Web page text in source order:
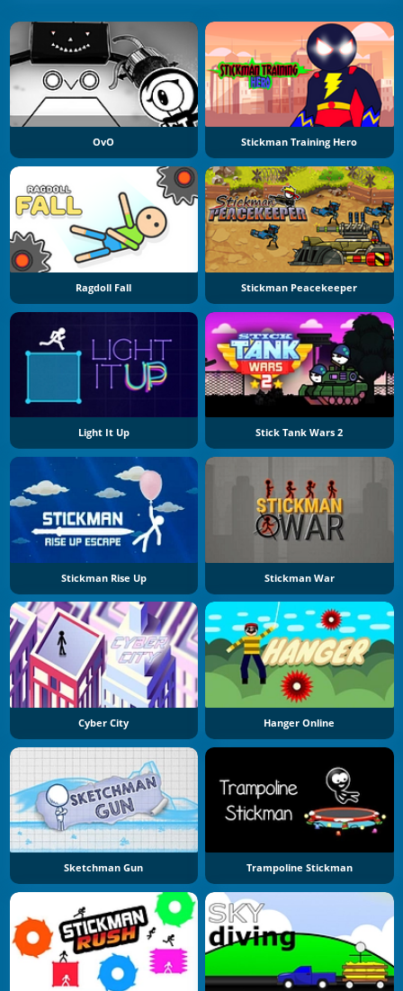
OvO Stickman Training Hero
Ragdoll Fall Stickman Peacekeeper
Light It Up Stick Tank Wars 2
Stickman Rise Up Stickman War
Cyber City Hanger Online
Sketchman Gun Trampoline Stickman